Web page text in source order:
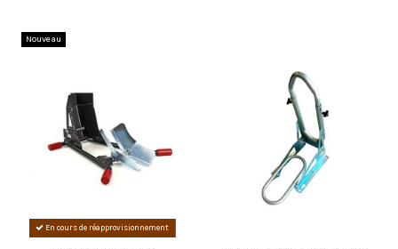
Nouveau
En cours de réapprovisionnement